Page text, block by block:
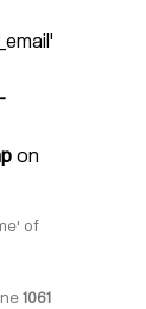
on
of
1061